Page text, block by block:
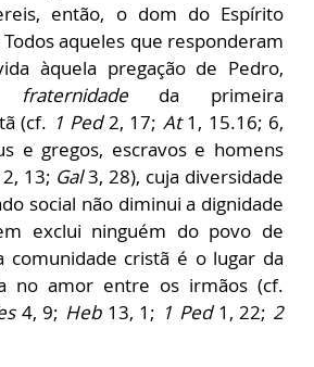
então, o dom do Espírito
aqueles que responderam
àquela pregação de Pedro,
fraternidadeda primeira
(cf. 1 Ped2, 17; At1, 15.16; 6,
e gregos, escravos e homens
13; Gal3, 28), cuja diversidade
social não diminui a dignidade
exclui ninguém do povo de
comunidade cristã é o lugar da
no amor entre os irmãos (cf.
4, 9; Heb13, 1; 1 Ped1, 22; 2